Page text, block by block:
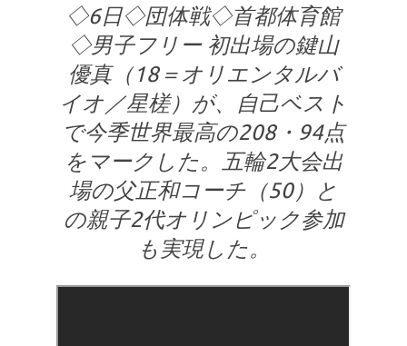
◇6日◇団体戦◇首都体育館
◇男子フリー 初出場の鍵山
優真（18＝オリエンタルバ
イオ／星槎）が、自己ベスト
で今季世界最高の208・94点
をマークした。五輪2大会出
場の父正和コーチ（50）と
の親子2代オリンピック参加
も実現した。